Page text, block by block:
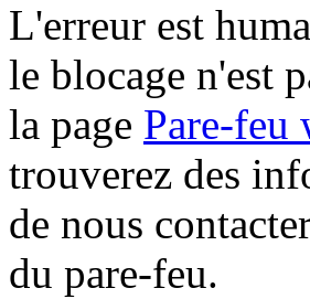
L'erreur est
le blocage n'est
la page Pare-feu
trouverez des
de nous
du pare-feu.